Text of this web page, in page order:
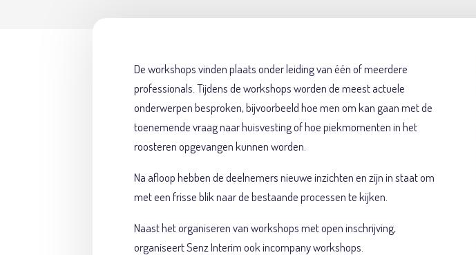
De workshops vinden plaats onder leiding van één of meerdere
professionals. Tijdens de workshops worden de meest actuele
onderwerpen besproken, bijvoorbeeld hoe men om kan gaan met de
toenemende vraag naar huisvesting of hoe piekmomenten in het
roosteren opgevangen kunnen worden.
Na afloop hebben de deelnemers nieuwe inzichten en zijn in staat om
met een frisse blik naar de bestaande processen te kijken.
Naast het organiseren van workshops met open inschrijving,
organiseert Senz Interim ook incompany workshops.